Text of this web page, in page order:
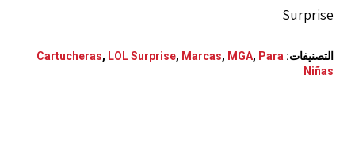
Surprise
التصنيفات: Cartucheras, LOL Surprise, Marcas, MGA, Para
Niñas